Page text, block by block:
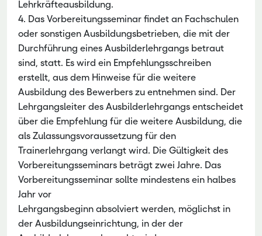
Lehrkräfteausbildung.
4. Das Vorbereitungsseminar findet an Fachschulen
oder sonstigen Ausbildungsbetrieben, die mit der
Durchführung eines Ausbilderlehrgangs betraut
sind, statt. Es wird ein Empfehlungsschreiben
erstellt, aus dem Hinweise für die weitere
Ausbildung des Bewerbers zu entnehmen sind. Der
Lehrgangsleiter des Ausbilderlehrgangs entscheidet
über die Empfehlung für die weitere Ausbildung, die
als Zulassungsvoraussetzung für den
Trainerlehrgang verlangt wird. Die Gültigkeit des
Vorbereitungsseminars beträgt zwei Jahre. Das
Vorbereitungsseminar sollte mindestens ein halbes
Jahr vor
Lehrgangsbeginn absolviert werden, möglichst in
der Ausbildungseinrichtung, in der der